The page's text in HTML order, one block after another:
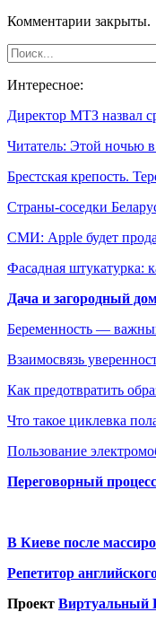
Комментарии закрыты.
Интересное:
Директор МТЗ назвал
Читатель: Этой ночью
Брестская крепость.
Страны-соседки
СМИ: Apple будет
Фасадная штукатурка:
Дача и загородный
Беременность —
Взаимосвязь
Как предотвратить
Что такое циклевка
Пользование
Переговорный
В Киеве после
Репетитор
Проект Виртуальный